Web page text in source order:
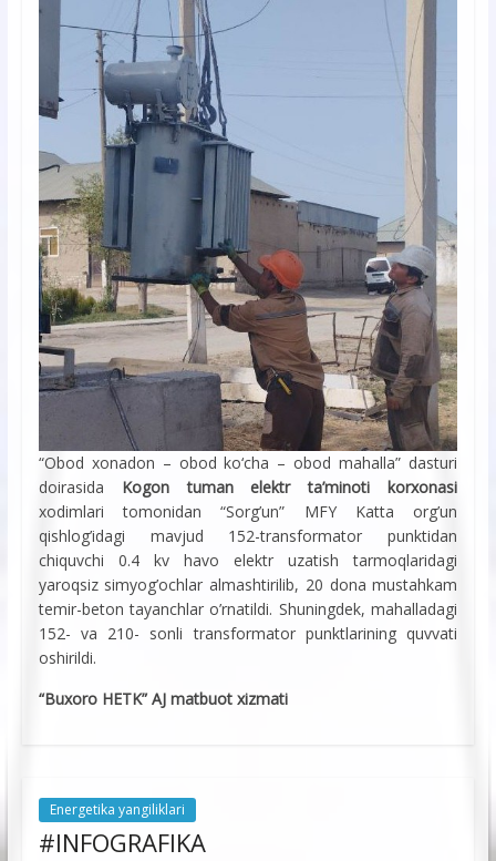
“Obod xonadon – obod ko‘cha – obod mahalla” dasturi
doirasida Kogon tuman elektr ta’minoti korxonasi
xodimlari tomonidan “Sorg’un” MFY Katta org’un
qishlog’idagi mavjud 152-transformator punktidan
chiquvchi 0.4 kv havo elektr uzatish tarmoqlaridagi
yaroqsiz simyog’ochlar almashtirilib, 20 dona mustahkam
temir-beton tayanchlar o’rnatildi. Shuningdek, mahalladagi
152- va 210- sonli transformator punktlarining quvvati
oshirildi.
“Buxoro HETK” AJ matbuot xizmati
Energetika yangiliklari
#INFOGRAFIKA